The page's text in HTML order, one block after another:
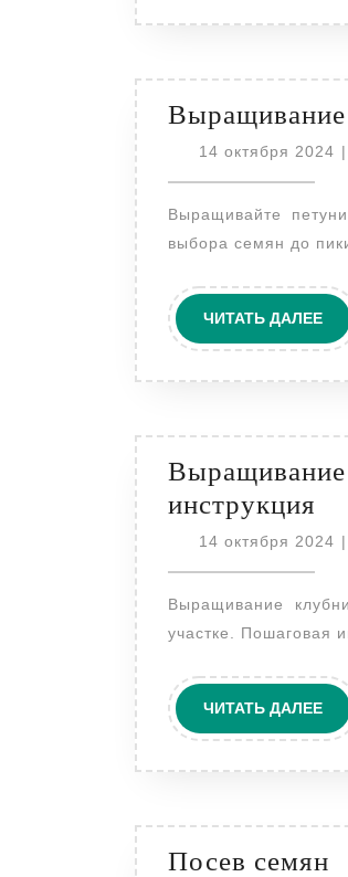
Выращивание
14 октября 202414|
Выращивайте петунию дома! Узнайте секреты успешного выращивания рассады: от
выбора семян до
ЧИТАТЬ ДАЛЕЕ
Выращивание
инструкция
из
14 октября 202414|
Выращивание клубники из семян - это просто! Получите свежие ягоды на своем
участке. Пошаговая
ЧИТАТЬ ДАЛЕЕ
Посев семян